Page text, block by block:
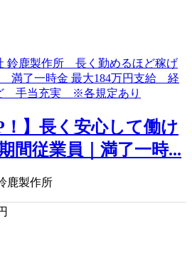
！】長く安心して働け
間従業員｜満了一時...
鹿製作所